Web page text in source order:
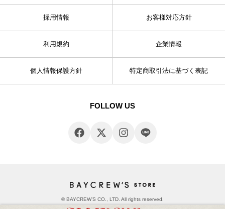
採用情報 お客様対応方針
利用規約 企業情報
個人情報保護方針 特定商取引法に基づく表記
FOLLOW US
© BAYCREW’S CO., LTD. All rights reserved.